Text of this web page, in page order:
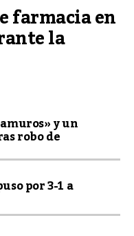
farmacia en
la
y un
robo de
por 3-1 a